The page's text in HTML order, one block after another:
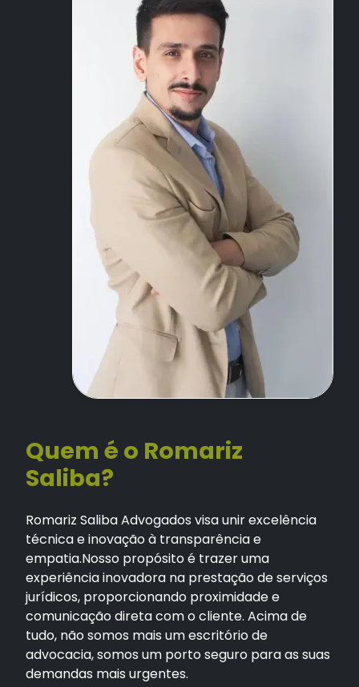
Quem é o Romariz
Saliba?
Romariz Saliba Advogados visa unir excelência
técnica e inovação à transparência e
empatia.Nosso propósito é trazer uma
experiência inovadora na prestação de serviços
jurídicos, proporcionando proximidade e
comunicação direta com o cliente. Acima de
tudo, não somos mais um escritório de
advocacia, somos um porto seguro para as suas
demandas mais urgentes.